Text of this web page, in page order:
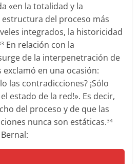
«en la totalidad y la
del proceso más
integrados, la historicidad
En relación con la
de la interpenetración de
exclamó en una ocasión:
las contradicciones? ¡Sólo
estado de la red!». Es decir,
del proceso y de que las
nunca son estáticas.34